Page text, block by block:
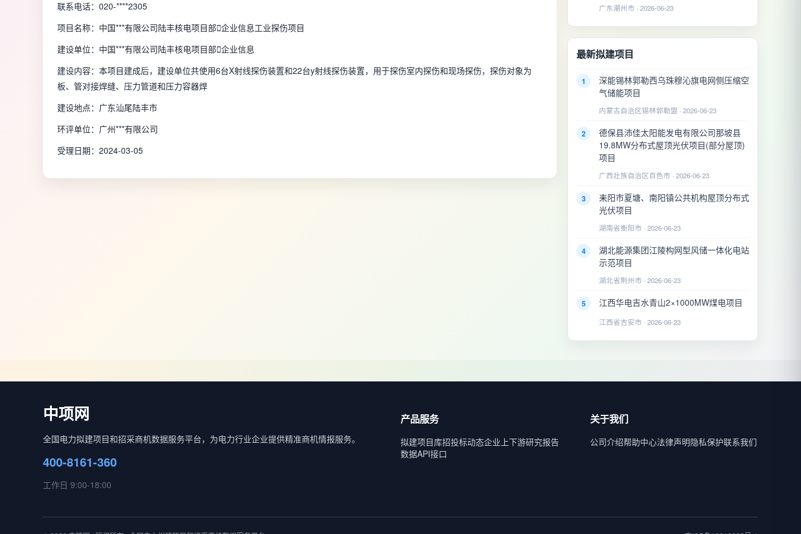
联系电话：020-****2305
项目名称：中国***有限公司陆丰核电项目部企业信息工业探伤项目
建设单位：中国***有限公司陆丰核电项目部企业信息
建设内容：本项目建成后，建设单位共使用6台X射线探伤装置和22台y射线探伤装置，用于探伤室内探伤和现场探伤，探伤对象为
板、管对接焊缝、压力管道和压力容器焊
建设地点：广东汕尾陆丰市
环评单位：广州***有限公司
受理日期：2024-03-05
广东潮州市 · 2026-06-23
最新拟建项目
1
深能锡林郭勒西乌珠穆沁旗电网侧压缩空
气储能项目
内蒙古自治区锡林郭勒盟 · 2026-06-23
2
德保县沛佳太阳能发电有限公司那坡县
19.8MW分布式屋顶光伏项目(部分屋顶)
项目
广西壮族自治区百色市 · 2026-06-23
3
耒阳市夏塘、南阳镇公共机构屋顶分布式
光伏项目
湖南省衡阳市 · 2026-06-23
4
湖北能源集团江陵构网型风储一体化电站
示范项目
湖北省荆州市 · 2026-06-23
5 江西华电吉水青山2×1000MW煤电项目
江西省吉安市 · 2026-06-23
中项网
全国电力拟建项目和招采商机数据服务平台，为电力行业企业提供精准商机情报服务。
400-8161-360
工作日 9:00-18:00
产品服务
拟建项目库招投标动态企业上下游研究报告
数据API接口
关于我们
公司介绍帮助中心法律声明隐私保护联系我们